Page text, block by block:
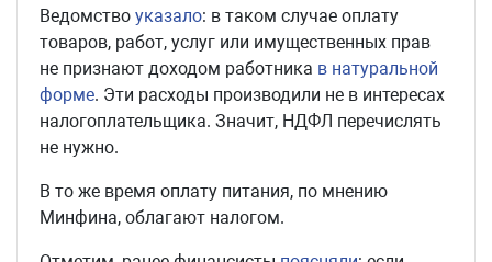
Ведомство указало: в таком случае оплату
товаров, работ, услуг или имущественных прав
не признают доходом работника в натуральной
форме. Эти расходы производили не в интересах
налогоплательщика. Значит, НДФЛ перечислять
не нужно.
В то же время оплату питания, по мнению
Минфина, облагают налогом.